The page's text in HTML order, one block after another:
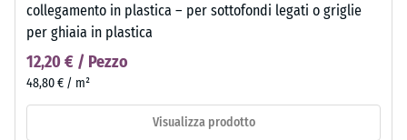
collegamento in plastica – per sottofondi legati o griglie
per ghiaia in plastica
12,20 € / Pezzo
48,80 € / m²
Visualizza prodotto